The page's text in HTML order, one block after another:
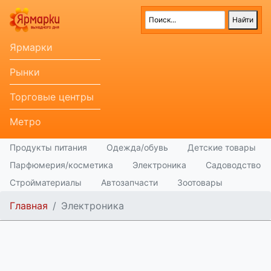
Ярмарки
Рынки
Торговые центры
Метро
Продукты питания Одежда/обувь
Детские товары
Парфюмерия/косметика
Электроника
Садоводство
Стройматериалы
Автозапчасти Зоотовары
Главная Электроника